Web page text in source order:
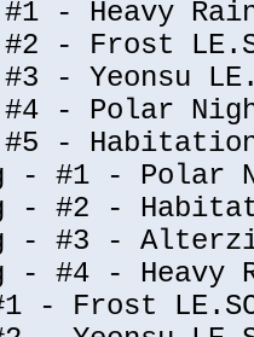
- Heavy
- Frost
- Yeonsu
- Polar
#5 -
- #1 - Polar
- #2 -
- #3 -
- #4 - Heavy
- Frost